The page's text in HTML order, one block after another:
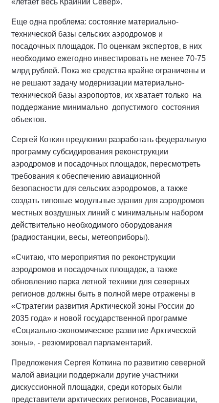
«летает весь Крайний Север».
Еще одна проблема: состояние материально-
технической базы сельских аэродромов и
посадочных площадок. По оценкам экспертов, в них
необходимо ежегодно инвестировать не менее 70-75
млрд рублей. Пока же средства крайне ограничены и
не решают задачу модернизации материально-
технической базы аэропортов, их хватает только на
поддержание минимально допустимого состояния
объектов.
Сергей Коткин предложил разработать федеральную
программу субсидирования реконструкции
аэродромов и посадочных площадок, пересмотреть
требования к обеспечению авиационной
безопасности для сельских аэродромов, а также
создать типовые модульные здания для аэродромов
местных воздушных линий с минимальным набором
действительно необходимого оборудования
(радиостанции, весы, метеоприборы).
«Считаю, что мероприятия по реконструкции
аэродромов и посадочных площадок, а также
обновлению парка летной техники для северных
регионов должны быть в полной мере отражены в
«Стратегии развития Арктической зоны России до
2035 года» и новой государственной программе
«Социально-экономическое развитие Арктической
зоны», - резюмировал парламентарий.
Предложения Сергея Коткина по развитию северной
малой авиации поддержали другие участники
дискуссионной площадки, среди которых были
представители арктических регионов, Росавиации,